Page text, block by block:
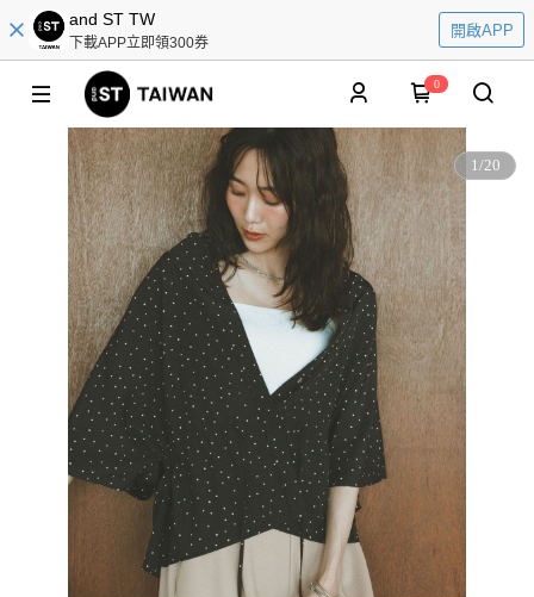
and ST TW
下載APP立即領300券
開啟APP
0
1/20